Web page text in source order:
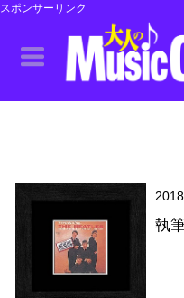
スポンサーリンク
執